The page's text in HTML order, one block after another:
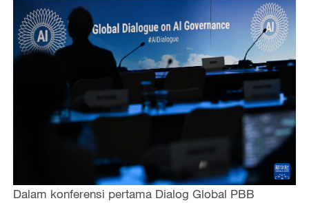
Dalam konferensi pertama Dialog Global PBB